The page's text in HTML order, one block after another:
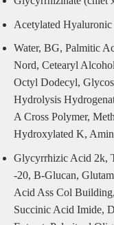
Acetylated
Water, BG, Palmitic
Nord, Cetearyl
Octyl Dodecyl,
Hydrolysis
A Cross Polymer,
Hydroxylated K,
Glycyrrhizic Acid 2k,
-20, Β-Glucan,
Acid Ass Col
Succinic Acid Imide,